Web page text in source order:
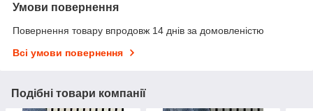
Умови повернення
Повернення товару впродовж 14 днів за домовленістю
Всі умови повернення
Подібні товари компанії